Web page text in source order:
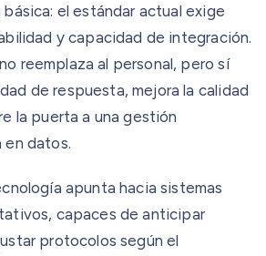
el estándar actual exige
y capacidad de integración.
reemplaza al personal, pero sí
de respuesta, mejora la calidad
la puerta a una gestión
en datos.
apunta hacia sistemas
capaces de anticipar
protocolos según el